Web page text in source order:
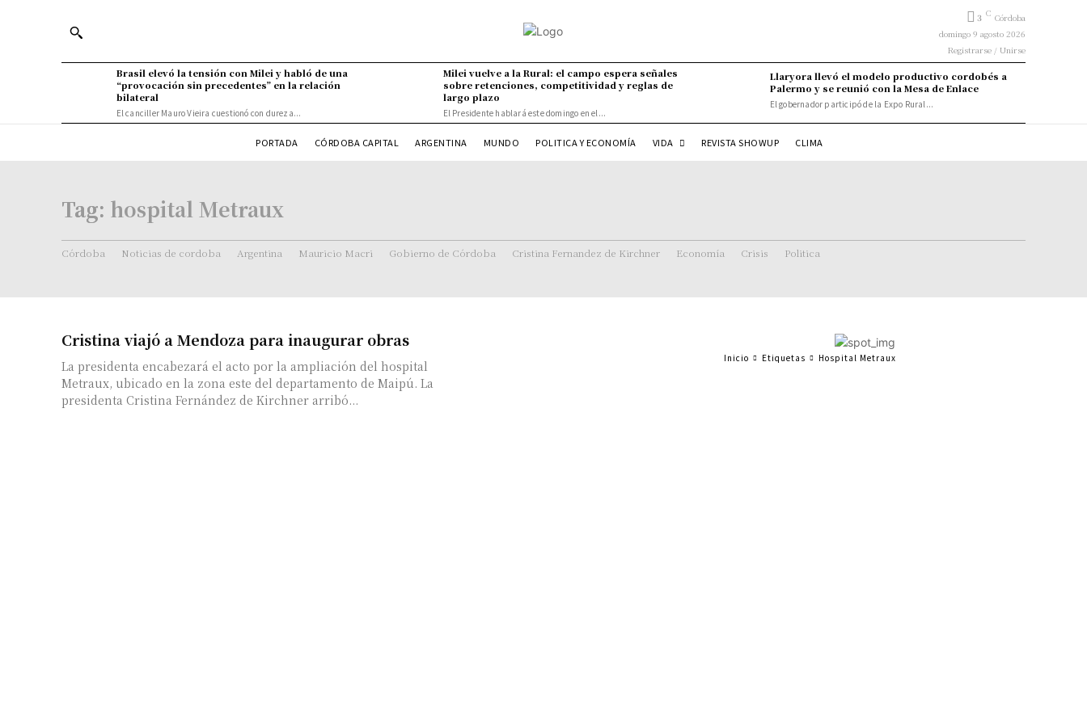
3 C Córdoba
domingo 9 agosto 2026
Registrarse / Unirse
Brasil elevó la tensión con Milei y habló de una
“provocación sin precedentes” en la relación
bilateral
El canciller Mauro Vieira cuestionó con dureza...
Milei vuelve a la Rural: el campo espera señales
sobre retenciones, competitividad y reglas de
largo plazo
El Presidente hablará este domingo en el...
Llaryora llevó el modelo productivo cordobés a
Palermo y se reunió con la Mesa de Enlace
El gobernador participó de la Expo Rural...
PORTADA CÓRDOBA CAPITAL ARGENTINA MUNDO POLITICA Y ECONOMÍA VIDA REVISTA SHOWUP CLIMA
Tag: hospital Metraux
Córdoba Noticias de cordoba Argentina Mauricio Macri Gobierno de Córdoba Cristina Fernandez de Kirchner Economía Crisis Politica
Cristina viajó a Mendoza para inaugurar obras
La presidenta encabezará el acto por la ampliación del hospital
Metraux, ubicado en la zona este del departamento de Maipú. La
presidenta Cristina Fernández de Kirchner arribó...
Inicio Etiquetas Hospital Metraux